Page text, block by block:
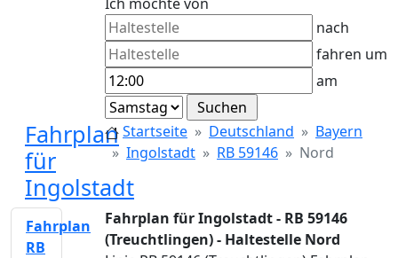
nach
fahren um
am
Fahrplan
für
Ingolstadt
Startseite Deutschland
Bayern
Ingolstadt
RB 59146 Nord
Fahrplan für Ingolstadt - RB 59146
(Treuchtlingen) - Haltestelle Nord
Fahrplan
RB